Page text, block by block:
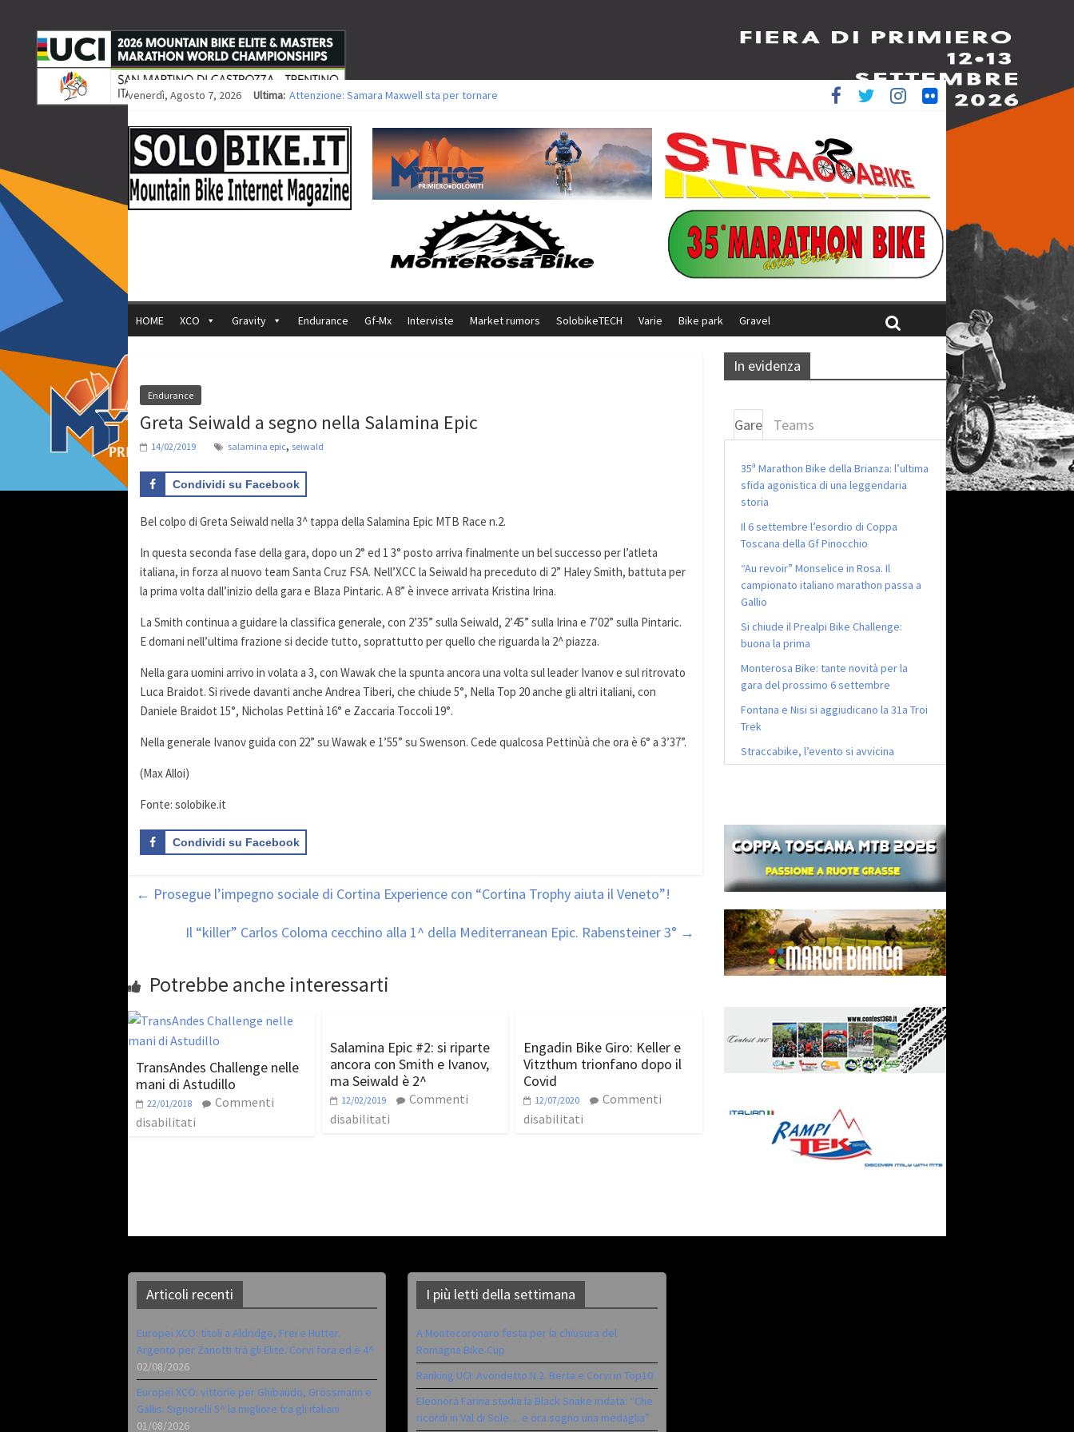
venerdì, Agosto 7, 2026 Ultima: Attenzione: Samara Maxwell sta per tornare
Europei XCO: vittorie per Ghibaudo, Grossmann e Gallis. Signorelli 5^ la migliore tra gli italiani
35ª Marathon Bike della Brianza: l’ultima sfida agonistica di una leggendaria storia
Europei MTB: il Team Relay firma il secondo argento azzurro a Monteceneri
HOME XCO Gravity Endurance Gf-Mx Interviste Market rumors SolobikeTECH Varie Bike park Gravel
Endurance
Greta Seiwald a segno nella Salamina Epic
14/02/2019 salamina epic, seiwald
Condividi su Facebook
Bel colpo di Greta Seiwald nella 3^ tappa della Salamina Epic MTB Race n.2.
In questa seconda fase della gara, dopo un 2° ed 1 3° posto arriva finalmente un bel successo per l’atleta
italiana, in forza al nuovo team Santa Cruz FSA. Nell’XCC la Seiwald ha preceduto di 2” Haley Smith, battuta per
la prima volta dall’inizio della gara e Blaza Pintaric. A 8” è invece arrivata Kristina Irina.
La Smith continua a guidare la classifica generale, con 2’35” sulla Seiwald, 2’45” sulla Irina e 7’02” sulla Pintaric.
E domani nell’ultima frazione si decide tutto, soprattutto per quello che riguarda la 2^ piazza.
Nella gara uomini arrivo in volata a 3, con Wawak che la spunta ancora una volta sul leader Ivanov e sul ritrovato
Luca Braidot. Si rivede davanti anche Andrea Tiberi, che chiude 5°, Nella Top 20 anche gli altri italiani, con
Daniele Braidot 15°, Nicholas Pettinà 16° e Zaccaria Toccoli 19°.
Nella generale Ivanov guida con 22” su Wawak e 1’55” su Swenson. Cede qualcosa Pettinùà che ora è 6° a 3’37”.
(Max Alloi)
Fonte: solobike.it
Condividi su Facebook
← Prosegue l’impegno sociale di Cortina Experience con “Cortina Trophy aiuta il Veneto”!
Il “killer” Carlos Coloma cecchino alla 1^ della Mediterranean Epic. Rabensteiner 3° →
Potrebbe anche interessarti
TransAndes Challenge nelle
mani di Astudillo
22/01/2018
Commenti
disabilitati
Salamina Epic #2: si riparte
ancora con Smith e Ivanov,
ma Seiwald è 2^
12/02/2019
Commenti
disabilitati
Engadin Bike Giro: Keller e
Vitzthum trionfano dopo il
Covid
12/07/2020
Commenti
disabilitati
In evidenza
Gare Teams
35ª Marathon Bike della Brianza: l’ultima
sfida agonistica di una leggendaria
storia
Il 6 settembre l’esordio di Coppa
Toscana della Gf Pinocchio
“Au revoir” Monselice in Rosa. Il
campionato italiano marathon passa a
Gallio
Si chiude il Prealpi Bike Challenge:
buona la prima
Monterosa Bike: tante novità per la
gara del prossimo 6 settembre
Fontana e Nisi si aggiudicano la 31a Troi
Trek
Straccabike, l’evento si avvicina
Articoli recenti
Europei XCO: titoli a Aldridge, Frei e Hutter.
Argento per Zanotti tra gli Elite. Corvi fora ed è 4^
02/08/2026
Europei XCO: vittorie per Ghibaudo, Grossmann e
Gallis. Signorelli 5^ la migliore tra gli italiani
01/08/2026
I più letti della settimana
A Montecoronaro festa per la chiusura del
Romagna Bike Cup
Ranking UCI: Avondetto N.2. Berta e Corvi in Top10
Eleonora Farina studia la Black Snake iridata: “Che
ricordi in Val di Sole… e ora sogno una medaglia”